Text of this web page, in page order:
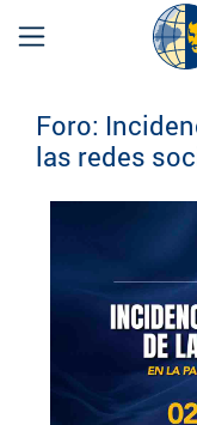
Foro:
las redes